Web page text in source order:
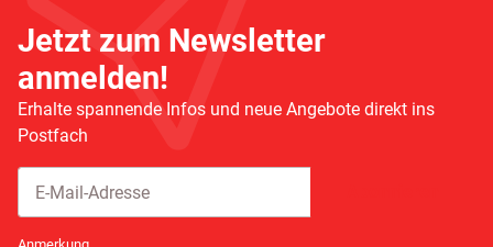
Jetzt zum Newsletter
anmelden!
Erhalte spannende Infos und neue Angebote direkt ins
Postfach